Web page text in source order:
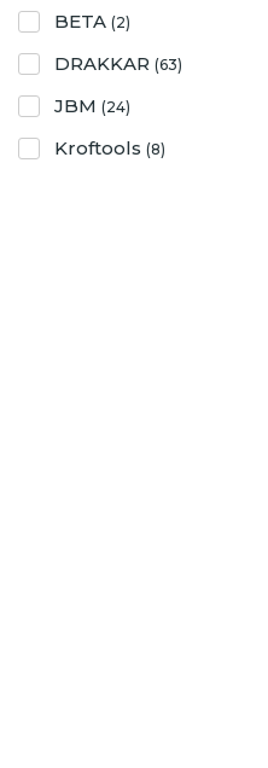
BETA (2)
DRAKKAR (63)
JBM (24)
Kroftools (8)